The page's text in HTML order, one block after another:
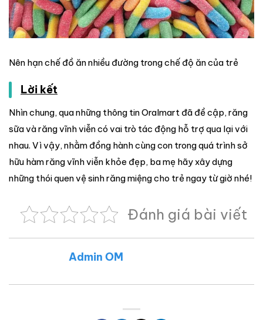
Nên hạn chế đồ ăn nhiều đường trong chế độ ăn của trẻ
Lời kết
Nhìn chung, qua những thông tin Oralmart đã đề cập, răng
sữa và răng vĩnh viễn có vai trò tác động hỗ trợ qua lại với
nhau. Vì vậy, nhằm đồng hành cùng con trong quá trình sở
hữu hàm răng vĩnh viễn khỏe đẹp, ba mẹ hãy xây dựng
những thói quen vệ sinh răng miệng cho trẻ ngay từ giờ nhé!
Đánh giá bài viết
Admin OM